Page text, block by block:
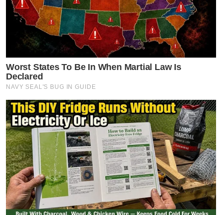
Worst States To Be In When Martial Law Is
Declared
NAVY SEAL'S BUG IN GUIDE